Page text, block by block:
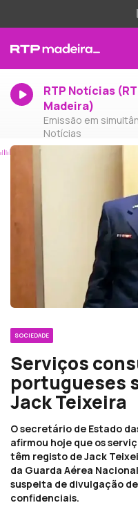
RTP Notícias
Madeira)
Emissão em
Notícias
SOCIEDADE
Serviços
portugueses
Jack Teixeira
O secretário de Estado
afirmou hoje que os
têm registo de Jack
da Guarda Aérea
suspeita de divulgação
confidenciais.